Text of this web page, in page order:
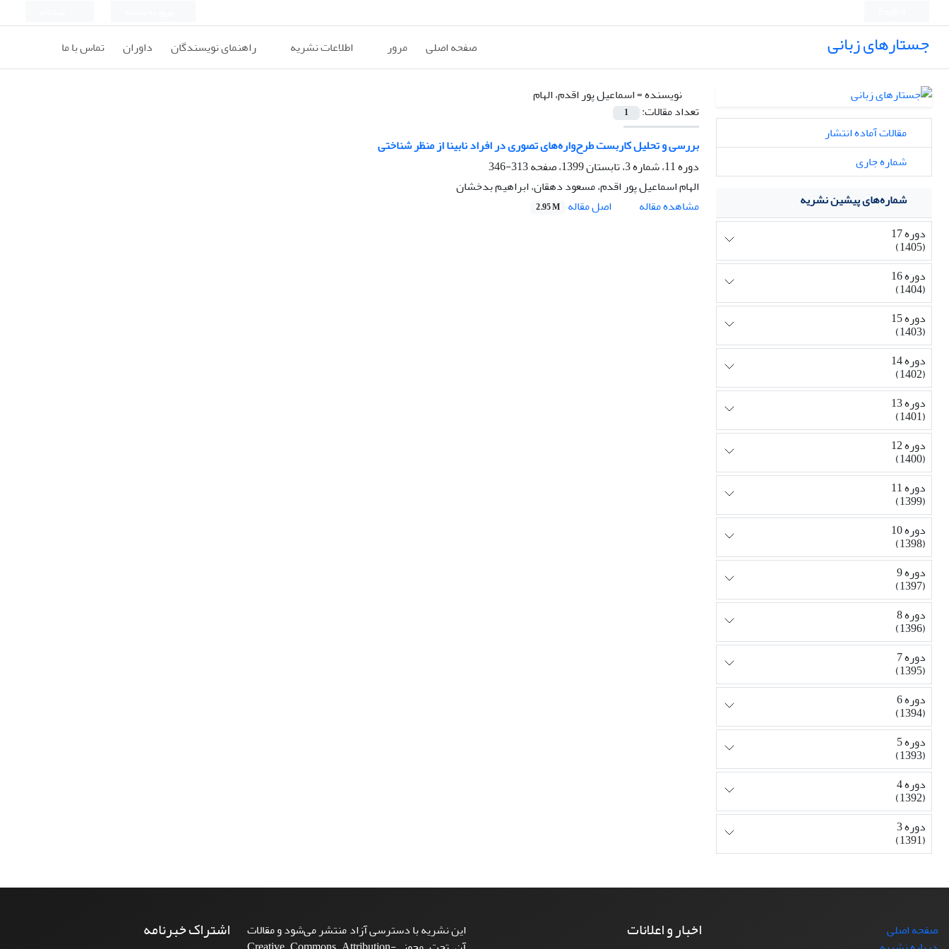
جستارهای زبانی صفحه اصلی مرور اطلاعات نشریه راهنمای نویسندگان داوران تماس با ما
نویسنده =اسماعیل پور اقدم، الهام
تعداد مقالات:
1
بررسی و تحلیل کاربست طرح‌واره‌های تصوری در افراد نابینا از منظر شناختی
دوره 11، شماره 3، تابستان 1399، صفحه
313-346
الهام اسماعیل پور اقدم، مسعود دهقان، ابراهیم بدخشان
مشاهده مقاله
اصل مقاله 2.95 M
مقالات آماده انتشار
شماره جاری
شماره‌های پیشین نشریه
دوره 17
(1405)
دوره 16
(1404)
دوره 15
(1403)
دوره 14
(1402)
دوره 13
(1401)
دوره 12
(1400)
دوره 11
(1399)
دوره 10
(1398)
دوره 9
(1397)
دوره 8
(1396)
دوره 7
(1395)
دوره 6
(1394)
دوره 5
(1393)
دوره 4
(1392)
دوره 3
(1391)
صفحه اصلی
اخبار و اعلانات
این نشریه با دسترسی آزاد منتشر می‌شود و مقالات
اشتراک خبرنامه